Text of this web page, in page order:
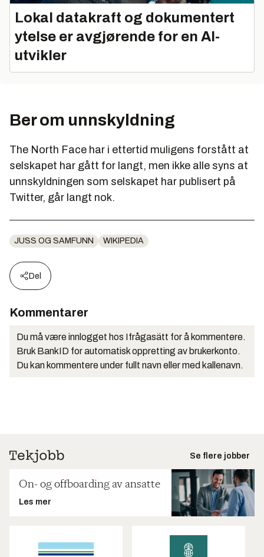
Lokal datakraft og dokumentert
ytelse er avgjørende for en AI-
utvikler
Ber om unnskyldning
The North Face har i ettertid muligens forstått at
selskapet har gått for langt, men ikke alle syns at
unnskyldningen som selskapet har publisert på
Twitter, går langt nok.
JUSS OG SAMFUNN WIKIPEDIA
Del
Kommentarer
Du må være innlogget hos Ifrågasätt for å kommentere.
Bruk BankID for automatisk oppretting av brukerkonto.
Du kan kommentere under fullt navn eller med kallenavn.
Se flere jobber
On- og offboarding av ansatte
Les mer